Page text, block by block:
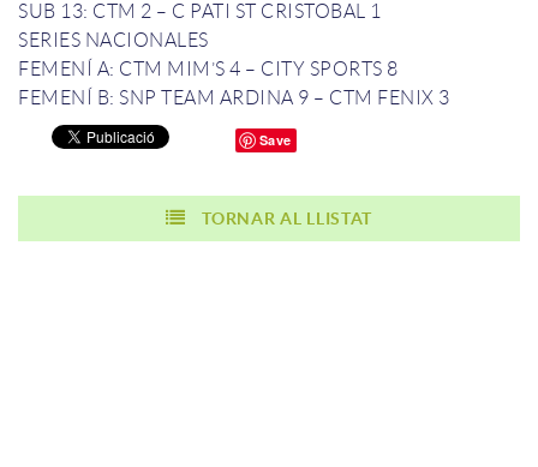
SUB 13: CTM 2 – C PATI ST CRISTOBAL 1
SERIES NACIONALES
FEMENÍ A: CTM MIM’S 4 – CITY SPORTS 8
FEMENÍ B: SNP TEAM ARDINA 9 – CTM FENIX 3
Save
TORNAR AL LLISTAT